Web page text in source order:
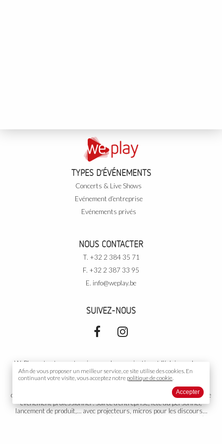
TYPES D’ÉVÉNEMENTS
Concerts & Live Shows
Evénement d’entreprise
Evénements privés
NOUS CONTACTER
T. +32 2 384 35 71
F. +32 2 387 33 95
E. info@weplay.be
SUIVEZ-NOUS
WePlay est votre partenaire pour la sonorisation et l’éclairage de vos
événements. Pour vosévénements privés: soirée de rallye, cours de
danse, votre mariage, un cocktail, un gala, un anniversaire, une
conférence, une exposition,… avec DJ, podiums, piste de danse,
décoration… Dans une salle, sous tente, ou partout ailleurs. Pour votre
événement professionnel: soirée d’entreprise, fête du personnel,
lancement de produit,… avec projecteurs, micros pour les discours…
: concert (musicien, orchestre, chanteur…),
Afin de vous proposer un meilleur service, ce site utilise descookies. En
continuant votre visite, vous acceptez notre politique de cookie.
Accepter